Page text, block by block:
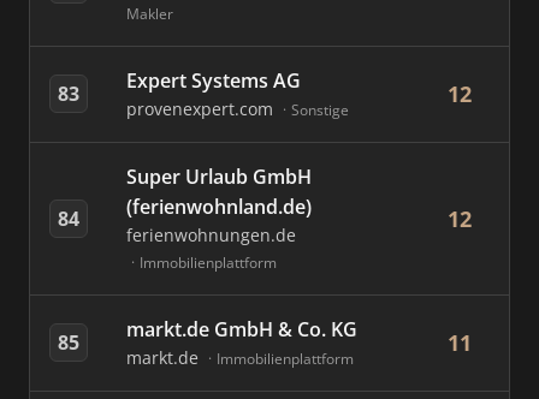
Makler
83 Expert Systems AG
provenexpert.com Sonstige
12
84
Super Urlaub GmbH
(ferienwohnland.de)
ferienwohnungen.de
Immobilienplattform
12
85 markt.de GmbH & Co. KG
markt.de Immobilienplattform
11